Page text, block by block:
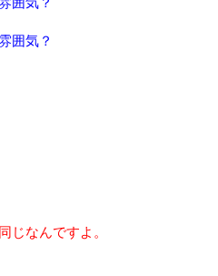
囲気？
じなんですよ。